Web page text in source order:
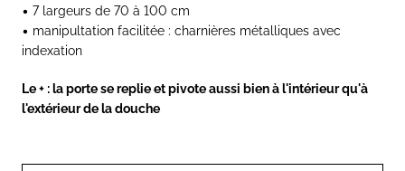
• 7 largeurs de 70 à 100 cm
• manipultation facilitée : charnières métalliques avec
indexation
Le + : la porte se replie et pivote aussi bien à l'intérieur qu'à
l'extérieur de la douche